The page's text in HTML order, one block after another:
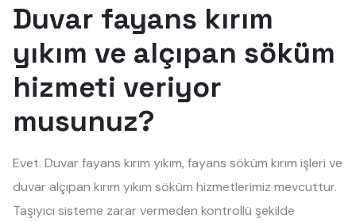
Duvar fayans kırım
yıkım ve alçıpan söküm
hizmeti veriyor
musunuz?
Evet. Duvar fayans kırım yıkım, fayans söküm kırım işleri ve
duvar alçıpan kırım yıkım söküm hizmetlerimiz mevcuttur.
Taşıyıcı sisteme zarar vermeden kontrollü şekilde